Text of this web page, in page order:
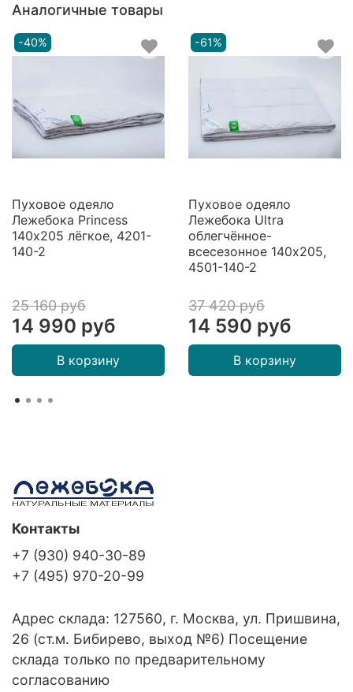
Аналогичные товары
-40%
Пуховое одеяло
Лежебока Princess
140х205 лёгкое, 4201-
140-2
25 160 руб
14 990 руб
В корзину
-61%
Пуховое одеяло
Лежебока Ultra
облегчённое-
всесезонное 140х205,
4501-140-2
37 420 руб
14 590 руб
В корзину
Контакты
+7 (930) 940-30-89
+7 (495) 970-20-99
Адрес склада: 127560, г. Москва, ул. Пришвина,
26 (ст.м. Бибирево, выход №6) Посещение
склада только по предварительному
согласованию